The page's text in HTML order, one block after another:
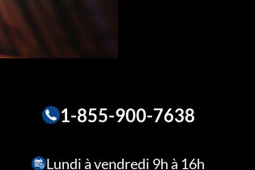
1-855-900-7638
Lundi à vendredi 9h à 16h